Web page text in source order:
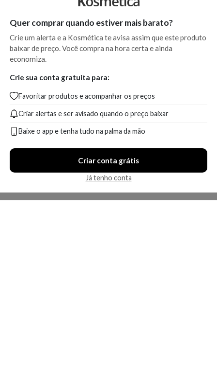
Quer comprar quando estiver mais barato?
Crie um alerta e a Kosmética te avisa assim que este produto
baixar de preço. Você compra na hora certa e ainda
economiza.
Crie sua conta gratuita para:
Favoritar produtos e acompanhar os preços
Criar alertas e ser avisado quando o preço baixar
Baixe o app e tenha tudo na palma da mão
Criar conta grátis
Já tenho conta